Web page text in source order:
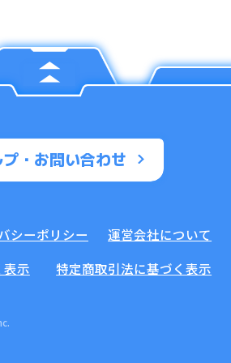
・お問い合わせ
シーポリシー
運営会社について
表示
特定商取引法に基づく表示